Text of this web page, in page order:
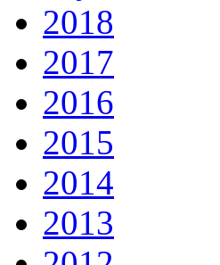
2018
2017
2016
2015
2014
2013